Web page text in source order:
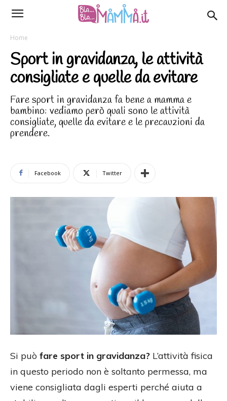
Home
Sport in gravidanza, le attività
consigliate e quelle da evitare
Fare sport in gravidanza fa bene a mamma e
bambino: vediamo però quali sono le attività
consigliate, quelle da evitare e le precauzioni da
prendere.
Facebook Twitter
Si può fare sport in gravidanza? L’attività fisica
in questo periodo non è soltanto permessa, ma
viene consigliata dagli esperti perché aiuta a